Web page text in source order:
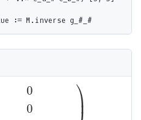
def g~i~j : Matrix MathValue := M.inverse g_#_#
0
0
⎞
⎟
2r